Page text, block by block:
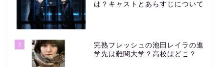
は？キャストとあらすじについて
2
完熟フレッシュの池田レイラの進
学先は難関大学？高校はどこ？